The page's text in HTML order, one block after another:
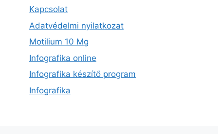
Kapcsolat
Adatvédelmi nyilatkozat
Motilium 10 Mg
Infografika online
Infografika készítő program
Infografika